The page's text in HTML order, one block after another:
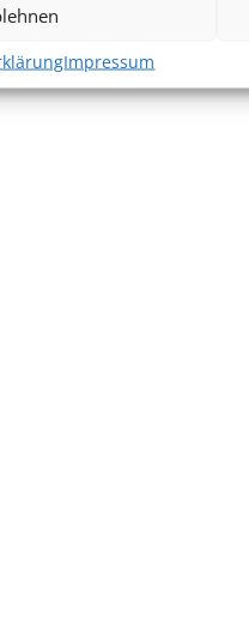
Impressum